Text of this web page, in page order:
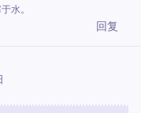
水。
回复